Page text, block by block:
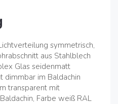
symmetrisch,
aus Stahlblech
Glas seidenmatt
dimmbar im Baldachin
transparent mit
Farbe weiß RAL